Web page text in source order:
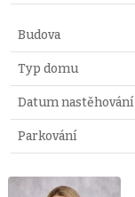
Budova
Typ domu
Datum nastěhování
Parkování